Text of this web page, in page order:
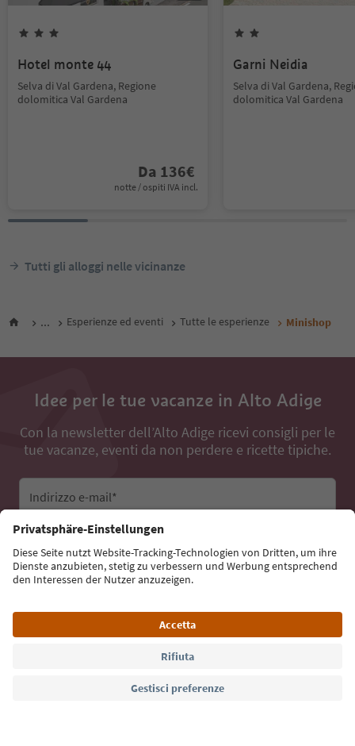
Hotel monte 44
Selva di Val Gardena, Regione
dolomitica Val Gardena
Da 136€
notte / ospiti IVA incl.
Garni Neidia
Selva di Val Gardena,
dolomitica Val Gardena
Tutti gli alloggi nelle vicinanze
... Esperienze ed eventi Tutte le esperienze Minishop
Idee per le tue vacanze in Alto Adige
Con la newsletter dell’Alto Adige ricevi consigli per le
tue vacanze, eventi da non perdere e ricette tipiche.
Indirizzo e-mail*
Iscriviti alla newsletter